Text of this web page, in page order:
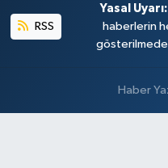
RSS
Yasal Uyarı:
haberlerin
Haber